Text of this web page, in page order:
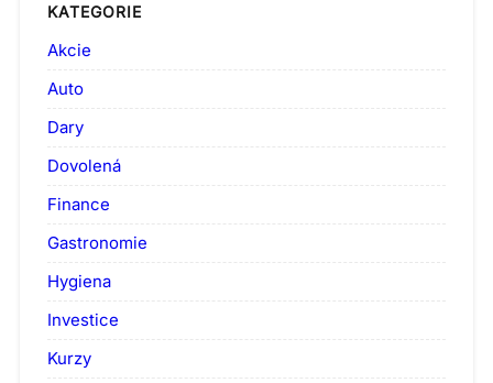
KATEGORIE
Akcie
Auto
Dary
Dovolená
Finance
Gastronomie
Hygiena
Investice
Kurzy